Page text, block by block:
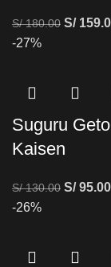
S/180.00 S/
-27%
Suguru
Kaisen
S/130.00 S/95.00
-26%